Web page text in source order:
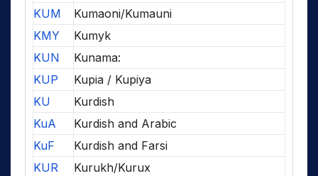
KUM
Kumaoni/Kumauni
KMY
Kumyk
KUN
Kunama:
KUP
Kupia / Kupiya
KU
Kurdish
KuA
Kurdish and Arabic
KuF
Kurdish and Farsi
KUR
Kurukh/Kurux